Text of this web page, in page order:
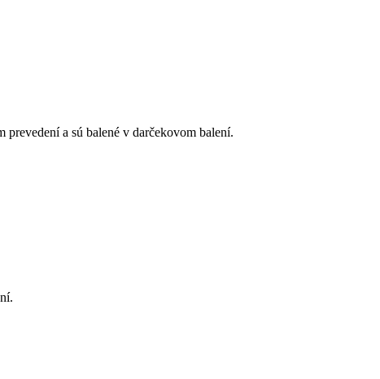
a sú balené v darčekovom balení.